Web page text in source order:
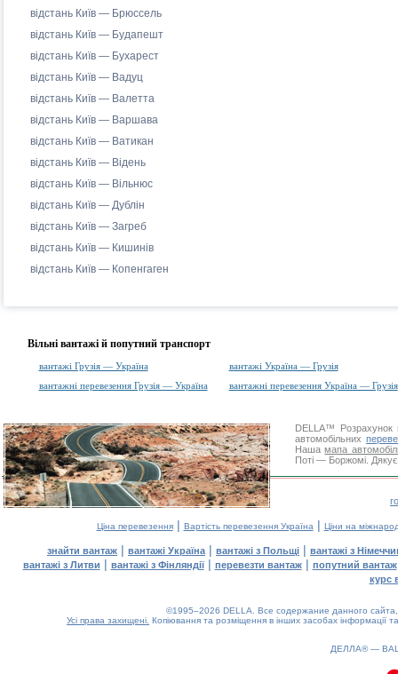
відстань Київ — Брюссель
відстань Київ — Будапешт
відстань Київ — Бухарест
відстань Київ — Вадуц
відстань Київ — Валетта
відстань Київ — Варшава
відстань Київ — Ватикан
відстань Київ — Відень
відстань Київ — Вільнюс
відстань Київ — Дублін
відстань Київ — Загреб
відстань Київ — Кишинів
відстань Київ — Копенгаген
Вільні вантажі й попутний транспорт
вантажі Грузія — Україна
вантажі Україна — Грузія
вантажні перевезення Грузія — Україна
вантажні перевезення Україна — Грузія
DELLA™
Розрахунок
автомобільних
Нашамапа
Поті — Боржомі.
Ціна перевезення| Вартість перевезення Україна | Ціни на
знайти вантаж | вантажі Україна | вантажі з Польщі | вантажі з
вантажі з Литви | вантажі з Фінляндії| перевезти вантаж| попутний вантаж
курс
©1995–2026 DELLA. Все содержание данного
Усі права захищені. Копіювання та розміщення в інших засобах інформації
ДЕЛЛА® —